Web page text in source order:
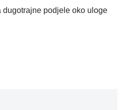
dugotrajne podjele oko uloge